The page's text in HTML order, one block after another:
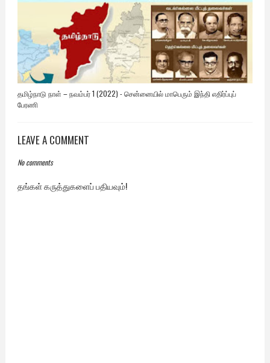
தமிழ்நாடு நாள் – நவம்பர் 1 (2022) - சென்னையில் மாபெரும் இந்தி எதிர்ப்புப்
பேரணி
LEAVE A COMMENT
No comments
தங்கள் கருத்துகளைப் பதியவும்!